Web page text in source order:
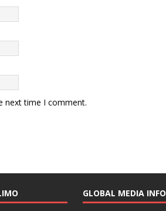
next time I comment.
GLOBAL MEDIA INFO